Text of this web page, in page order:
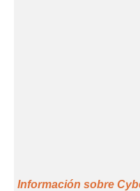
Información sobre